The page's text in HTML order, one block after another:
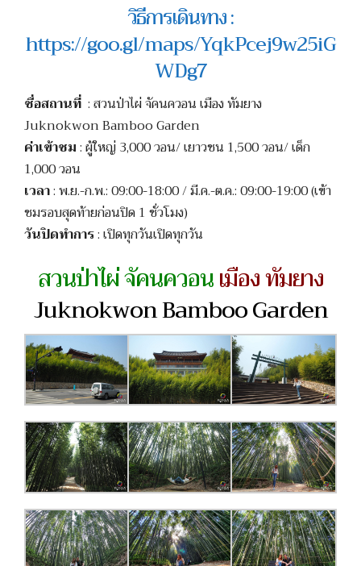
วิธีการเดินทาง :
https://goo.gl/maps/YqkPcej9w25iG
WDg7
ชื่อสถานที่ : สวนป่าไผ่ จัคนควอน เมือง ทัมยาง
Juknokwon Bamboo Garden
ค่าเข้าชม: ผู้ใหญ่ 3,000 วอน/ เยาวชน 1,500 วอน/ เด็ก
1,000 วอน
เวลา: พ.ย.-ก.พ.: 09:00-18:00 / มี.ค.-ต.ค.: 09:00-19:00 (เข้า
ชมรอบสุดท้ายก่อนปิด 1 ชั่วโมง)
วันปิดทำการ: เปิดทุกวันเปิดทุกวัน
สวนป่าไผ่ จัคนควอนเมือง ทัมยาง
Juknokwon Bamboo Garden